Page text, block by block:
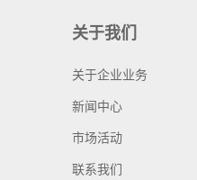
关于我们
关于企业业务
新闻中心
市场活动
联系我们